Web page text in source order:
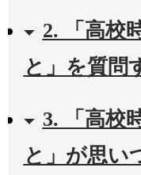
2. 「高校
と」を質問
3. 「高校
と」が思い